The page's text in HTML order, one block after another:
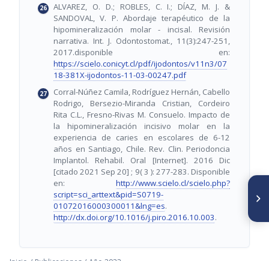
ALVAREZ, O. D.; ROBLES, C. I.; DÍAZ, M. J. &
SANDOVAL, V. P. Abordaje terapéutico de la
hipomineralización molar - incisal. Revisión
narrativa. Int. J. Odontostomat., 11(3):247-251,
2017.disponible en:
https://scielo.conicyt.cl/pdf/ijodontos/v11n3/07
18-381X-ijodontos-11-03-00247.pdf
Corral-Núñez Camila, Rodríguez Hernán, Cabello
Rodrigo, Bersezio-Miranda Cristian, Cordeiro
Rita C.L., Fresno-Rivas M. Consuelo. Impacto de
la hipomineralización incisivo molar en la
experiencia de caries en escolares de 6-12
años en Santiago, Chile. Rev. Clin. Periodoncia
Implantol. Rehabil. Oral [Internet]. 2016 Dic
[citado 2021 Sep 20] ; 9( 3 ): 277-283. Disponible
en: http://www.scielo.cl/scielo.php?
script=sci_arttext&pid=S0719-
01072016000300011&lng=es.
http://dx.doi.org/10.1016/j.piro.2016.10.003.
SIGUIENTE ARTÍCULO
Adhesión de los brackets
metálicos en diferentes tipos
de superficies. Revisión de la